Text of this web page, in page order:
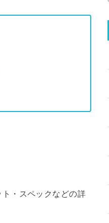
・スペックなどの詳